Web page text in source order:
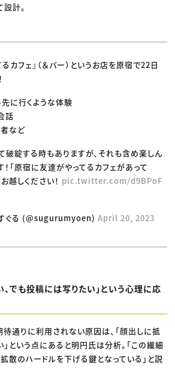
計。
カフェ』（＆バー）というお店を原宿で22日
先に行くような体験
話
者など
破綻する時もありますが、それも含め楽しん
！「原宿に友達がやってるカフェがあって
越しください！ pic.twitter.com/d9BPoF
ぐる (@sugurumyoen)April 20, 2023
、でも投稿には写りたい」という心理に応
待通りに利用されない原因は、「顔出しに抵
という点にあると明円氏は分析。「この繊細
散のハードルを下げる鍵となっている」と説